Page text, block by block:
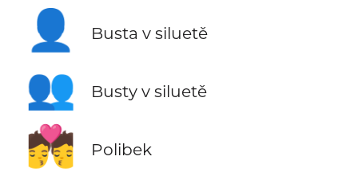
👤 Busta v siluetě
👥 Busty v siluetě
💏 Polibek